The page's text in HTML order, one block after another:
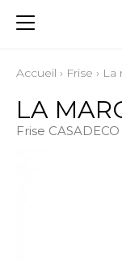
Accueil › Frise › La
LA
Frise CASADECO